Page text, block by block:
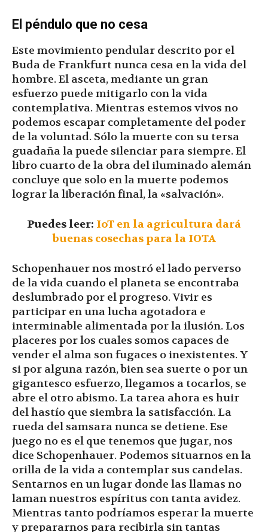
El péndulo que no cesa
Este movimiento pendular descrito por el
Buda de Frankfurt nunca cesa en la vida del
hombre. El asceta, mediante un gran
esfuerzo puede mitigarlo con la vida
contemplativa. Mientras estemos vivos no
podemos escapar completamente del poder
de la voluntad. Sólo la muerte con su tersa
guadaña la puede silenciar para siempre. El
libro cuarto de la obra del iluminado alemán
concluye que solo en la muerte podemos
lograr la liberación final, la «salvación».
Puedes leer: IoT en la agricultura dará
buenas cosechas para la IOTA
Schopenhauer nos mostró el lado perverso
de la vida cuando el planeta se encontraba
deslumbrado por el progreso. Vivir es
participar en una lucha agotadora e
interminable alimentada por la ilusión. Los
placeres por los cuales somos capaces de
vender el alma son fugaces o inexistentes. Y
si por alguna razón, bien sea suerte o por un
gigantesco esfuerzo, llegamos a tocarlos, se
abre el otro abismo. La tarea ahora es huir
del hastío que siembra la satisfacción. La
rueda del samsara nunca se detiene. Ese
juego no es el que tenemos que jugar, nos
dice Schopenhauer. Podemos situarnos en la
orilla de la vida a contemplar sus candelas.
Sentarnos en un lugar donde las llamas no
laman nuestros espíritus con tanta avidez.
Mientras tanto podríamos esperar la muerte
y prepararnos para recibirla sin tantas